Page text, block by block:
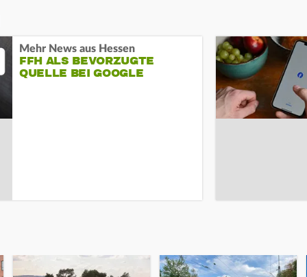
Mehr News aus Hessen
FFH ALS BEVORZUGTE
QUELLE BEI GOOGLE